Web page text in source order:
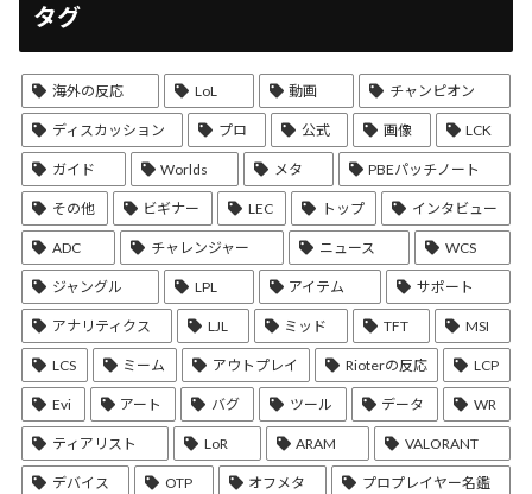
タグ
海外の反応 LoL 動画 チャンピオン
ディスカッション プロ 公式 画像 LCK
ガイド Worlds メタ PBEパッチノート
その他 ビギナー LEC トップ インタビュー
ADC チャレンジャー ニュース WCS
ジャングル LPL アイテム サポート
アナリティクス LJL ミッド TFT MSI
LCS ミーム アウトプレイ Rioterの反応 LCP
Evi アート バグ ツール データ WR
ティアリスト LoR ARAM VALORANT
デバイス OTP オフメタ プロプレイヤー名鑑